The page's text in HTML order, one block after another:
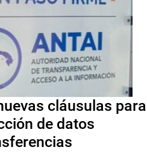
cláusulas para
de datos